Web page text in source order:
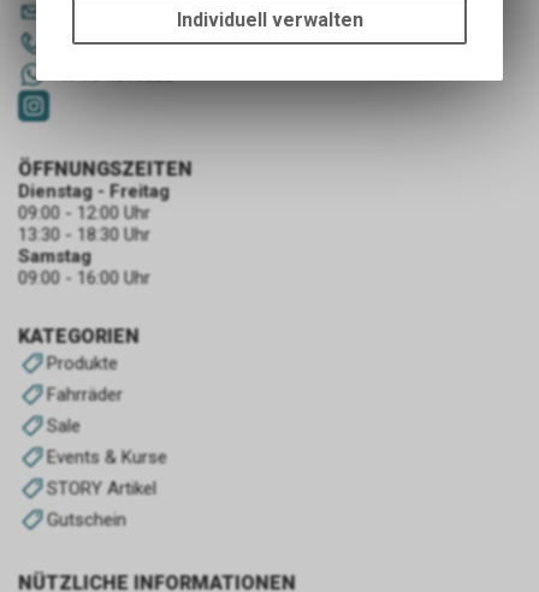
@story-thusis.ch
081 651 52 53
KATEGORIEN
Produkte
Fahrräder
Sale
Events & Kurse
STORY Artikel
Gutschein
NÜTZLICHE INFORMATIONEN
ÖFFNUNGSZEITEN
Dienstag - Freitag
09:00 - 12:00 Uhr
13:30 - 18:30 Uhr
Samstag
09:00 - 16:00 Uhr
um die grundlegenden
Funktionen unseres Online-
Individuell verwalten